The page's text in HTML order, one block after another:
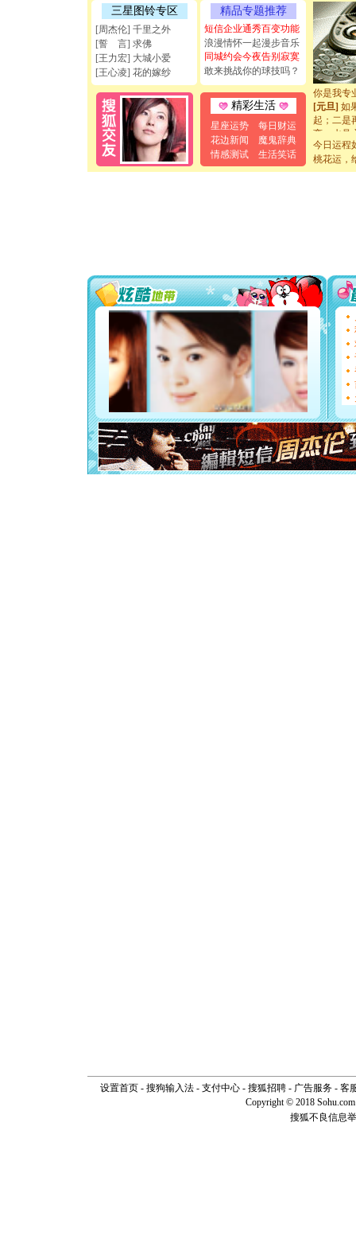
三星图铃专区
[周杰伦] 千里之外
[誓 言] 求佛
[王力宏] 大城小爱
[王心凌] 花的嫁纱
精品专题推荐
短信企业通秀百变功能
浪漫情怀一起漫步音乐
同城约会今夜告别寂寞
敢来挑战你的球技吗？
精彩生活
星座运势
每日财运
花边新闻
魔鬼辞典
情感测试
生活笑话
能正大
天都要快
[圣诞节]
如意,快
[元旦]看
断电。爱
你是我专
[元旦] 如
起；二是
离。水晶
[元旦]当
泣，这痛
你太多，
要平安
[圣诞节]
能正大
天都要快
[圣诞节]
如意,快
[元旦]
看
断电。
你是我
[元旦]
起；二是
离。水晶
[元旦]当
泣，这痛
今日运程
桃花运，
设置首页- 搜狗输入法- 支付中心- 搜狐招聘- 广告服务- 客
Copyright © 2018
搜狐不良信息